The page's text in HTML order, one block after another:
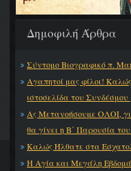
Δημοφιλή Άρθρα
Σύντομο Βιογραφικό π.
Αγαπητοί μας φίλοι!
ιστοσελίδα του Συνδέσμου
Ας Μετανοήσουμε ΟΛΟΙ,
θα γίνει η Β΄ Παρουσία
Καλώς Ήλθατε στα
Η Αγία και Μεγάλη